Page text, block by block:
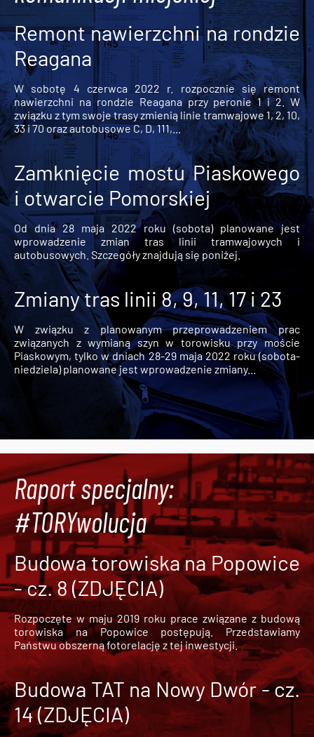
Remont nawierzchni na rondzie
Reagana
W sobotę 4 czerwca 2022 r. rozpocznie się remont
nawierzchni na rondzie Reagana przy peronie 1 i 2. W
związku z tym swoje trasy zmienią linie tramwajowe 1, 2, 10,
33 i 70 oraz autobusowe C, D, 111,...
Zamknięcie mostu Piaskowego
i otwarcie Pomorskiej
Od dnia 28 maja 2022 roku (sobota) planowane jest
wprowadzenie zmian tras linii tramwajowych i
autobusowych. Szczegóły znajdują się poniżej.
Zmiany tras linii 8, 9, 11, 17 i 23
W związku z planowanym przeprowadzeniem prac
związanych z wymianą szyn w torowisku przy moście
Piaskowym, tylko w dniach 28-29 maja 2022 roku (sobota-
niedziela) planowane jest wprowadzenie zmiany...
Raport specjalny:
#TORYwolucja
Budowa torowiska na Popowice
- cz. 8 (ZDJĘCIA)
Rozpoczęte w maju 2019 roku prace związane z budową
torowiska na Popowice
postępują. Przedstawiamy
Państwu obszerną fotorelację z tej inwestycji.
Budowa TAT na Nowy Dwór - cz.
14 (ZDJĘCIA)